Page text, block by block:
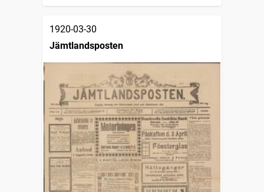
1920-03-30
Jämtlandsposten